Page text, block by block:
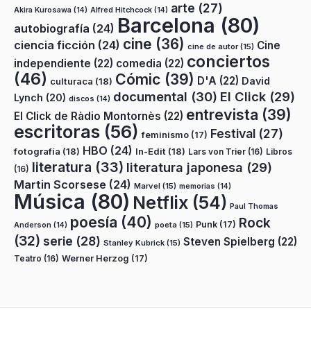
Akira Kurosawa (14) Alfred Hitchcock (14) arte (27)
autobiografía (24) Barcelona (80)
ciencia ficción (24) cine (36) cine de autor(15) Cine
independiente (22) comedia (22) conciertos
(46) culturaca (18) Cómic (39) D'A (22) David
Lynch (20) discos (14) documental (30) El Click (29)
El Click de Ràdio Montornès (22) entrevista (39)
escritoras (56) feminismo (17) Festival (27)
fotografía (18) HBO (24) In-Edit (18) Lars von Trier (16) Libros
(16) literatura (33) literatura japonesa (29)
Martin Scorsese (24) Marvel (15) memorias (14)
Música (80) Netflix (54) Paul Thomas
Anderson (14) poesía (40) poeta (15) Punk (17) Rock
(32) serie (28) Stanley Kubrick (15) Steven Spielberg (22)
Teatro (16) Werner Herzog (17)